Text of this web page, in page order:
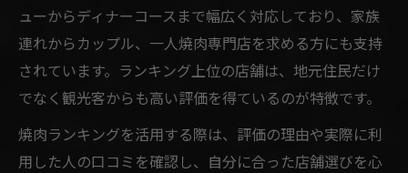
ューからディナーコースまで幅広く対応しており、家族
連れからカップル、一人焼肉専門店を求める方にも支持
されています。ランキング上位の店舗は、地元住民だけ
でなく観光客からも高い評価を得ているのが特徴です。
焼肉ランキングを活用する際は、評価の理由や実際に利
用した人の口コミを確認し、自分に合った店舗選びを心